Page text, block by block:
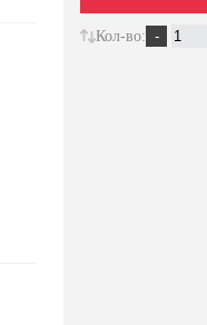
Кол-во: